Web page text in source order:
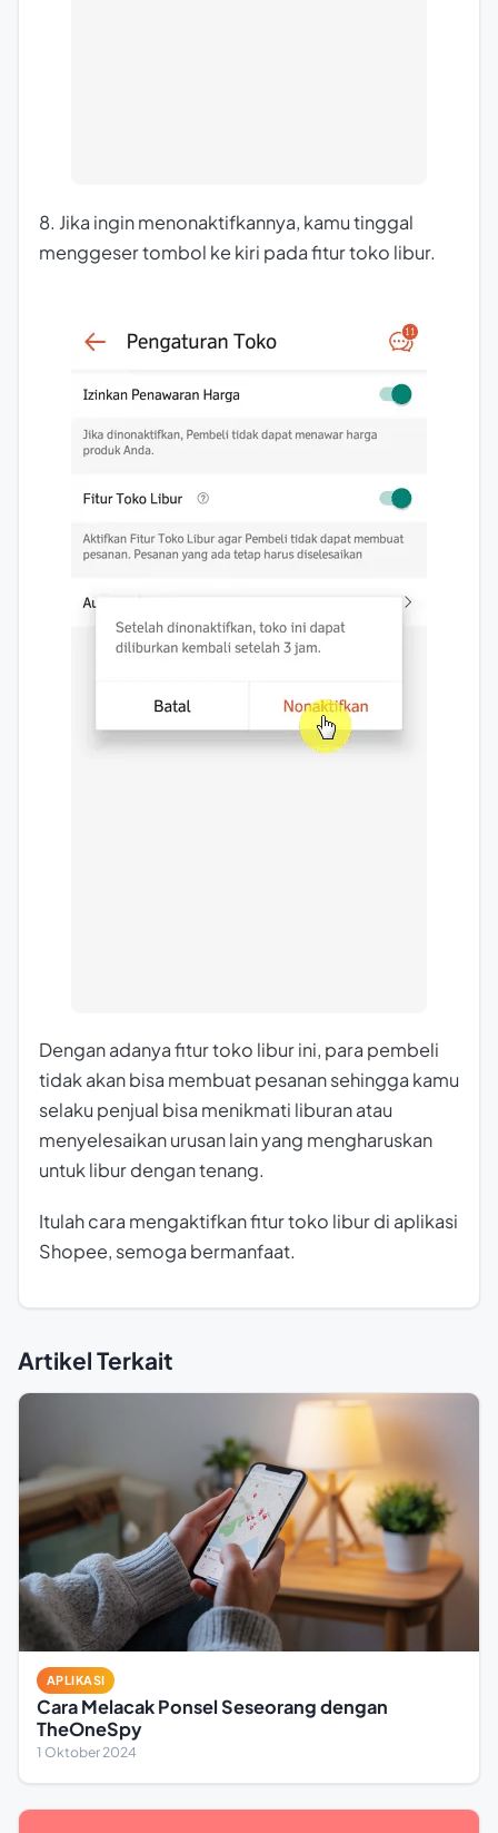
8. Jika ingin menonaktifkannya, kamu tinggal
menggeser tombol ke kiri pada fitur toko libur.
Dengan adanya fitur toko libur ini, para pembeli
tidak akan bisa membuat pesanan sehingga kamu
selaku penjual bisa menikmati liburan atau
menyelesaikan urusan lain yang mengharuskan
untuk libur dengan tenang.
Itulah cara mengaktifkan fitur toko libur di aplikasi
Shopee, semoga bermanfaat.
Artikel Terkait
APLIKASI
Cara Melacak Ponsel Seseorang dengan
TheOneSpy
1 Oktober 2024